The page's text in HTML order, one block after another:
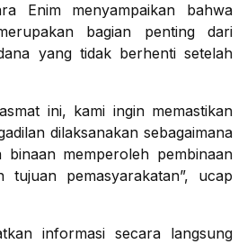
Enim menyampaikan bahwa
bagian penting dari
yang tidak berhenti setelah
ini, kami ingin memastikan
dilaksanakan sebagaimana
binaan memperoleh pembinaan
tujuan pemasyarakatan”, ucap
informasi secara langsung